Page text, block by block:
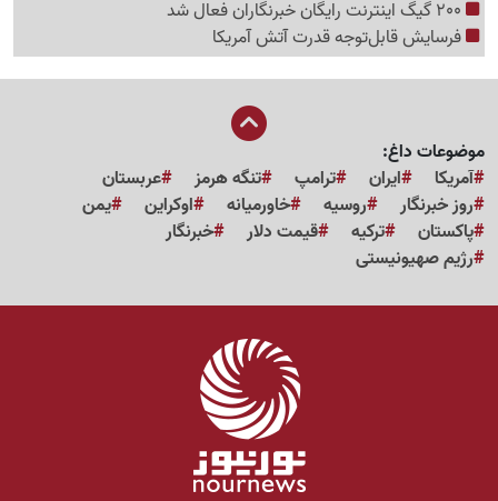
فرسایش قابل‌توجه قدرت آتش آمریکا
موضوعات داغ:
آمریکا
ایران ترامپ تنگه هرمز
عربستان
روز خبرنگار
روسیه خاورمیانه اوکراین
یمن
پاکستان
ترکیه قیمت دلار
خبرنگار
رژیم صهیونیستی